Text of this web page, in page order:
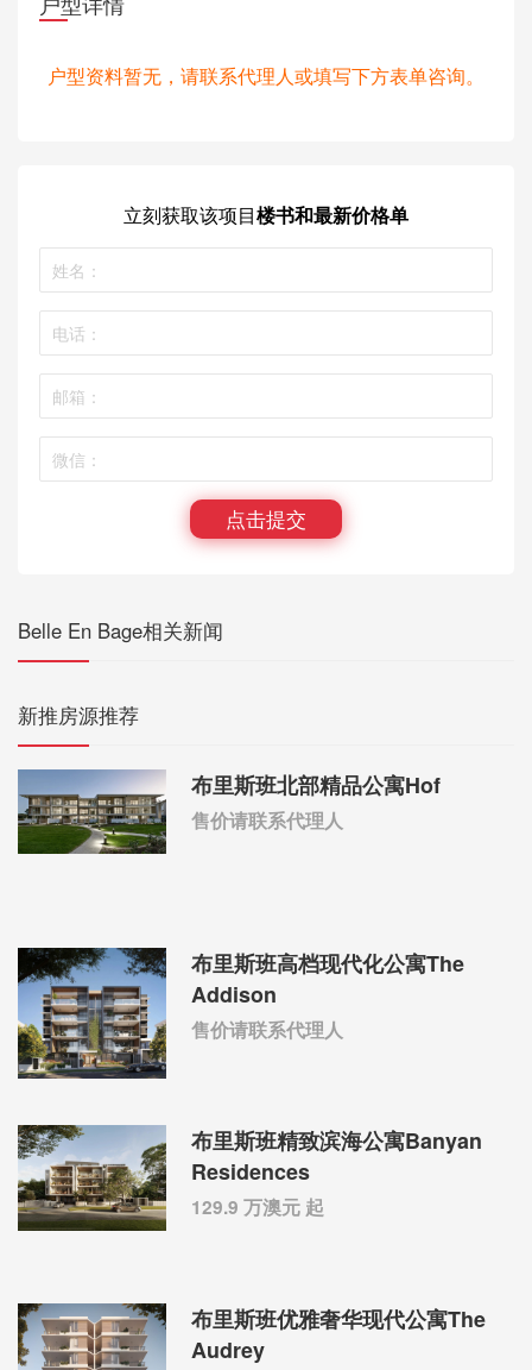
户型资料暂无，请联系代理人或填写下方表单咨询。
立刻获取该项目楼书和最新价格单
点击提交
Belle En Bage相关新闻
新推房源推荐
布里斯班北部精品公寓Hof
售价请联系代理人
布里斯班高档现代化公寓The
Addison
售价请联系代理人
布里斯班精致滨海公寓Banyan
Residences
129.9 万澳元 起
布里斯班优雅奢华现代公寓The
Audrey